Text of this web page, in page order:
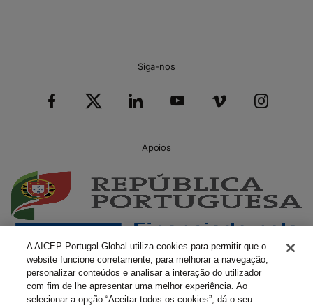
Siga-nos
Apoios
A AICEP Portugal Global utiliza cookies para permitir que o
website funcione corretamente, para melhorar a navegação,
personalizar conteúdos e analisar a interação do utilizador
com fim de lhe apresentar uma melhor experiência. Ao
selecionar a opção “Aceitar todos os cookies”, dá o seu